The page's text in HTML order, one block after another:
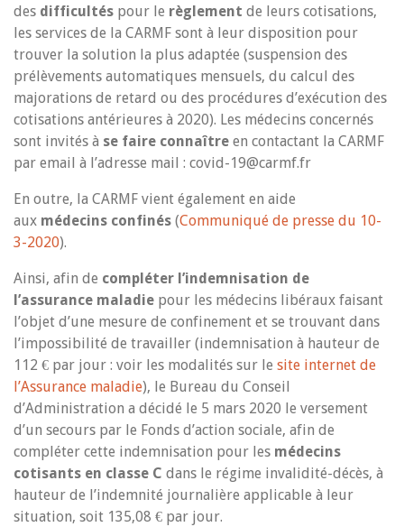
des difficultés pour le règlement de leurs cotisations,
les services de la CARMF sont à leur disposition pour
trouver la solution la plus adaptée (suspension des
prélèvements automatiques mensuels, du calcul des
majorations de retard ou des procédures d’exécution des
cotisations antérieures à 2020). Les médecins concernés
sont invités à se faire connaître en contactant la CARMF
par email à l’adresse mail : covid-19@carmf.fr
En outre, la CARMF vient également en aide
aux médecins confinés (Communiqué de presse du 10-
3-2020).
Ainsi, afin de compléter l’indemnisation de
l’assurance maladie pour les médecins libéraux faisant
l’objet d’une mesure de confinement et se trouvant dans
l’impossibilité de travailler (indemnisation à hauteur de
112 € par jour : voir les modalités sur le site internet de
l’Assurance maladie), le Bureau du Conseil
d’Administration a décidé le 5 mars 2020 le versement
d’un secours par le Fonds d’action sociale, afin de
compléter cette indemnisation pour les médecins
cotisants en classe C dans le régime invalidité-décès, à
hauteur de l’indemnité journalière applicable à leur
situation, soit 135,08 € par jour.